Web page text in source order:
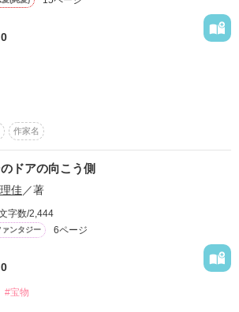
になる予感！？スペシャルなラブストーリ
0
。
作家名
ドアの向こう側
佳／著
字数/2,444
ァンタジー 6ページ
0
#宝物